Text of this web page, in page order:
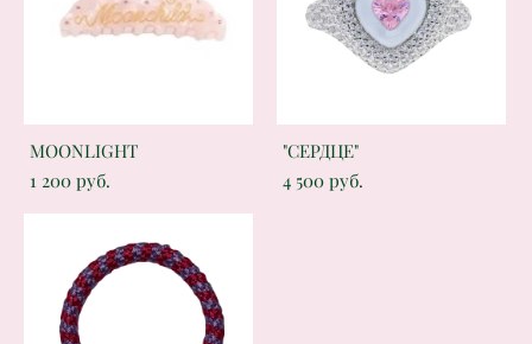
MOONLIGHT
1 200 pуб.
"СЕРДЦЕ"
4 500 pуб.